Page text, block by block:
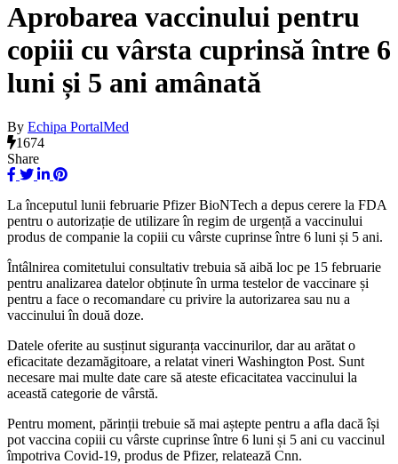
Aprobarea vaccinului pentru
copiii cu vârsta cuprinsă între 6
luni și 5 ani amânată
By Echipa PortalMed
1674
Share
La începutul lunii februarie Pfizer BioNTech a depus cerere la FDA
pentru o autorizație de utilizare în regim de urgență a vaccinului
produs de companie la copiii cu vârste cuprinse între 6 luni și 5 ani.
Întâlnirea comitetului consultativ trebuia să aibă loc pe 15 februarie
pentru analizarea datelor obținute în urma testelor de vaccinare și
pentru a face o recomandare cu privire la autorizarea sau nu a
vaccinului în două doze.
Datele oferite au susținut siguranța vaccinurilor, dar au arătat o
eficacitate dezamăgitoare, a relatat vineri Washington Post. Sunt
necesare mai multe date care să ateste eficacitatea vaccinului la
această categorie de vârstă.
Pentru moment, părinții trebuie să mai aștepte pentru a afla dacă își
pot vaccina copiii cu vârste cuprinse între 6 luni și 5 ani cu vaccinul
împotriva Covid-19, produs de Pfizer, relatează Cnn.